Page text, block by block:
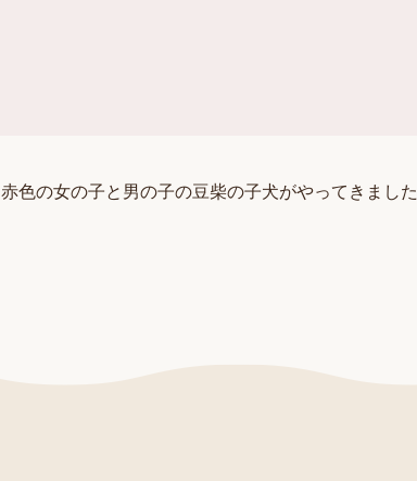
赤色の女の子と男の子の豆柴の子犬がやってきました